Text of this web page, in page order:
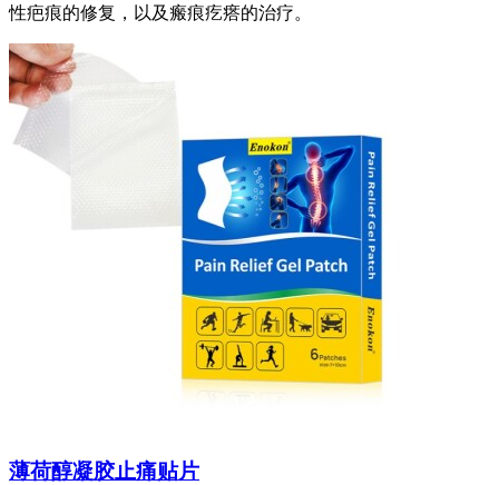
性疤痕的修复，以及瘢痕疙瘩的治疗。
薄荷醇凝胶止痛贴片